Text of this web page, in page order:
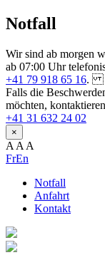
Notfall
Wir sind ab morgen
ab 07:00 Uhr
+41 79 918 65 16.
Falls die
möchten,
+41 31 632 24 02
×
A A A
FrEn
Notfall
Anfahrt
Kontakt